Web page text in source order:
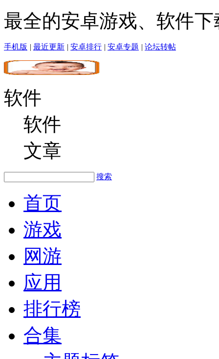
最全的安卓游戏、软件下
手机版 | 最近更新 | 安卓排行 | 安卓专题 | 论坛转帖
软件
软件
文章
搜索
首页
游戏
网游
应用
排行榜
合集